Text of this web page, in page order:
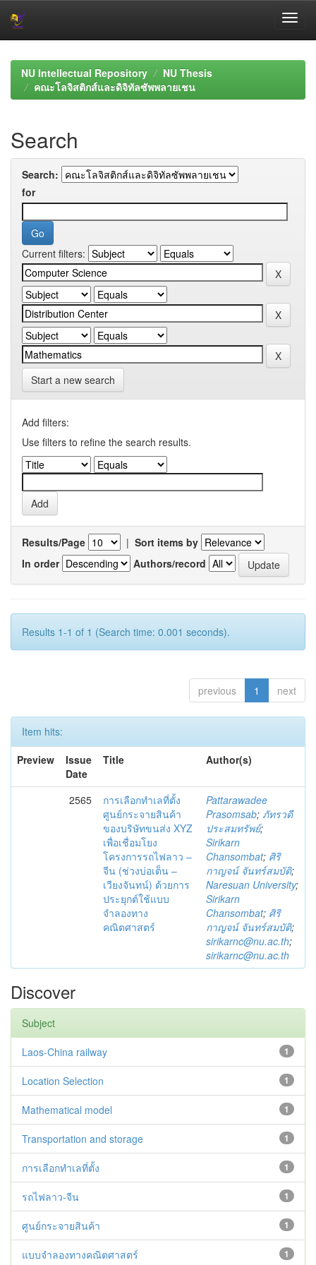
navigationNU Intellectual Repository
NU Thesis
คณะโลจิสติกส์และดิจิทัลซัพพลายเชน
Search
Search:
for
Current filters:
Start a new search
Add filters:
Use filters to refine the search results.
Results/Page | Sort items by
In order
Authors/record
Results 1-1 of 1 (Search time: 0.001 seconds).
previous 1 next
Item hits:
Preview
Issue
Date
Title Author(s)
2565
การเลือกทำเลที่ตั้ง
ศูนย์กระจายสินค้า
ของบริษัทขนส่ง XYZ
เพื่อเชื่อมโยง
โครงการรถไฟลาว –
จีน (ช่วงบ่อเต็น –
เวียงจันทน์) ด้วยการ
ประยุกต์ใช้แบบ
จำลองทาง
คณิตศาสตร์
Pattarawadee
Prasomsab; ภัทรวดี
ประสมทรัพย์;
Sirikarn
Chansombat; ศิริ
กาญจน์ จันทร์สมบัติ;
Naresuan University;
Sirikarn
Chansombat; ศิริ
กาญจน์ จันทร์สมบัติ;
sirikarnc@nu.ac.th;
sirikarnc@nu.ac.th
Discover
Subject
1
Laos-China railway
1
Location Selection
1
Mathematical model
1
Transportation and storage
1
การเลือกทำเลที่ตั้ง
1
รถไฟลาว-จีน
1
ศูนย์กระจายสินค้า
1
แบบจำลองทางคณิตศาสตร์